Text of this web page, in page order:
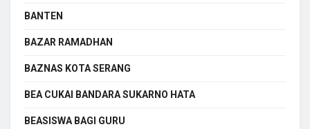
BANTEN
BAZAR RAMADHAN
BAZNAS KOTA SERANG
BEA CUKAI BANDARA SUKARNO HATA
BEASISWA BAGI GURU